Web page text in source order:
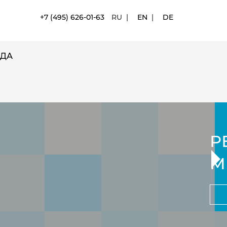
+7 (495) 626-01-63 RU | EN | DE